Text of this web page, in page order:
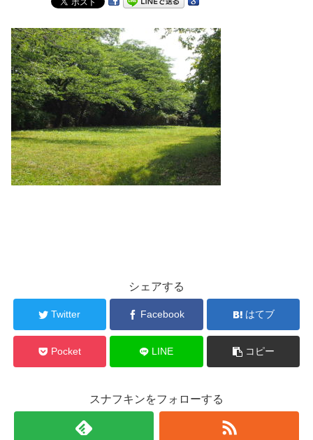
シェアする
Twitter Facebook はてブ
Pocket LINE コピー
スナフキンをフォローする